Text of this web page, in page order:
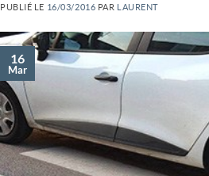
PUBLIÉ LE 16/03/2016 PAR LAURENT
16
Mar